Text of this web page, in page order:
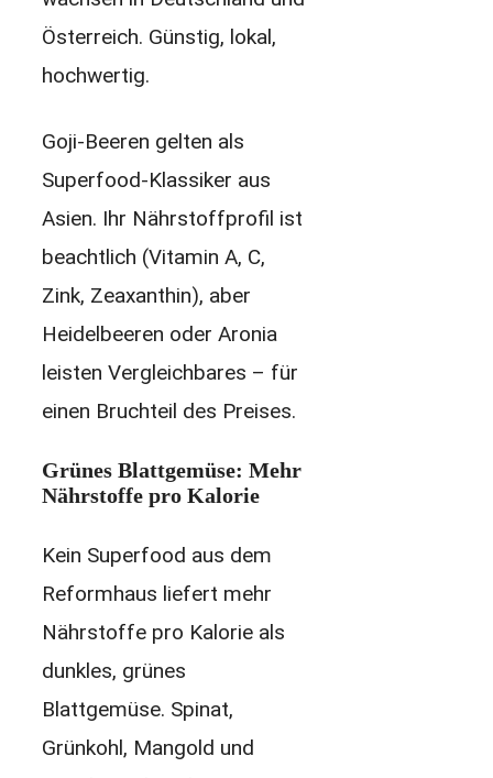
Österreich. Günstig, lokal,
hochwertig.
Goji-Beeren gelten als
Superfood-Klassiker aus
Asien. Ihr Nährstoffprofil ist
beachtlich (Vitamin A, C,
Zink, Zeaxanthin), aber
Heidelbeeren oder Aronia
leisten Vergleichbares – für
einen Bruchteil des Preises.
Grünes Blattgemüse: Mehr
Nährstoffe pro Kalorie
Kein Superfood aus dem
Reformhaus liefert mehr
Nährstoffe pro Kalorie als
dunkles, grünes
Blattgemüse. Spinat,
Grünkohl, Mangold und